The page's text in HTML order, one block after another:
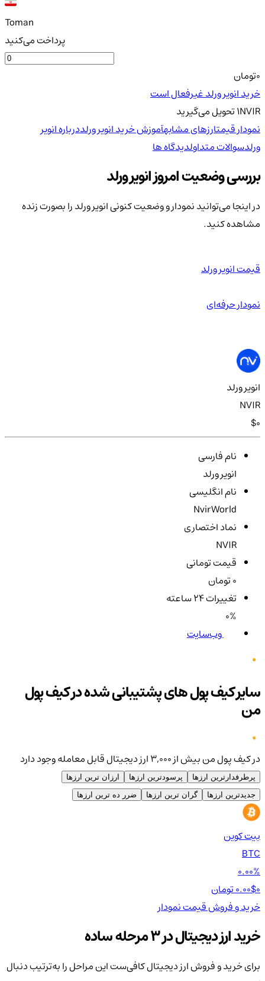
Toman
پرداخت می‌کنید
تومان
خرید انویر ورلد غیرفعال است
1NVIRتحویلمی‌گیرید
نمودار قیمتارزهای مشابهآموزش خرید انویر ورلددرباره انویر
ورلدسوالات متداولدیدگاه ها
بررسی وضعیت امروز انویر ورلد
در اینجا می‌توانید نمودار و وضعیت کنونی انویر ورلد را بصورت زنده
مشاهده کنید.
قیمت انویر ورلد
نمودار حرفه‌ای
انویر ورلد
NVIR
$0
نام فارسی
انویر ورلد
نام انگلیسی
NvirWorld
نماد اختصاری
NVIR
قیمت تومانی
تغییرات ۲۴ ساعته
0%
وب‌سایت
سایر کیف پول های پشتیبانی شده در کیف پول
من
در کیف پول من بیش از ۳,۰۰۰ ارز دیجیتال قابل معامله وجود دارد
پرطرفدارترین ارزها پرسودترین ارزها
ارزان ترین ارزها
جدیدترین ارزها
گران ترین ارزها ضرر ده ترین ارزها
بیت کوین
BTC
0.00%
0.00$
خرید و فروشقیمتنمودار
خرید ارز دیجیتال در 3 مرحله ساده
برای خرید و فروش ارز دیجیتال کافی‌ست این مراحل را به‌ترتیب دنبال